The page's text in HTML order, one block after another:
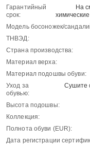
Гарантийный
срок:
На
Модель босоножек/
ТНВЭД:
Страна производства:
Материал верха:
Материал подошвы обуви:
Уход за
обувью:
Сушите
Высота подошвы:
Коллекция:
Полнота обуви (EUR):
Дата регистрации